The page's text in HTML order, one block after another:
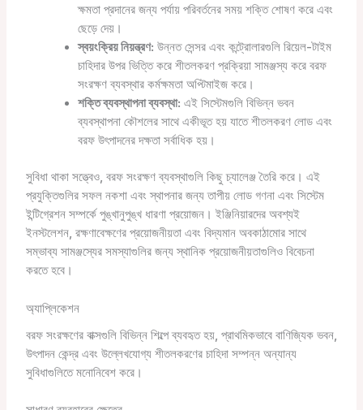
ক্ষমতা প্রদানের জন্য পর্যায় পরিবর্তনের সময় শক্তি শোষণ করে এবং
ছেড়ে দেয়।
স্বয়ংক্রিয় নিয়ন্ত্রণ: উন্নত সেন্সর এবং কন্ট্রোলারগুলি রিয়েল-টাইম
চাহিদার উপর ভিত্তি করে শীতলকরণ প্রক্রিয়া সামঞ্জস্য করে বরফ
সংরক্ষণ ব্যবস্থার কর্মক্ষমতা অপ্টিমাইজ করে।
শক্তি ব্যবস্থাপনা ব্যবস্থা: এই সিস্টেমগুলি বিভিন্ন ভবন
ব্যবস্থাপনা কৌশলের সাথে একীভূত হয় যাতে শীতলকরণ লোড এবং
বরফ উৎপাদনের দক্ষতা সর্বাধিক হয়।
সুবিধা থাকা সত্ত্বেও, বরফ সংরক্ষণ ব্যবস্থাগুলি কিছু চ্যালেঞ্জ তৈরি করে। এই
প্রযুক্তিগুলির সফল নকশা এবং স্থাপনার জন্য তাপীয় লোড গণনা এবং সিস্টেম
ইন্টিগ্রেশন সম্পর্কে পুঙ্খানুপুঙ্খ ধারণা প্রয়োজন। ইঞ্জিনিয়ারদের অবশ্যই
ইনস্টলেশন, রক্ষণাবেক্ষণের প্রয়োজনীয়তা এবং বিদ্যমান অবকাঠামোর সাথে
সম্ভাব্য সামঞ্জস্যের সমস্যাগুলির জন্য স্থানিক প্রয়োজনীয়তাগুলিও বিবেচনা
করতে হবে।
অ্যাপ্লিকেশন
বরফ সংরক্ষণের বাক্সগুলি বিভিন্ন শিল্পে ব্যবহৃত হয়, প্রাথমিকভাবে বাণিজ্যিক ভবন,
উৎপাদন কেন্দ্র এবং উল্লেখযোগ্য শীতলকরণের চাহিদা সম্পন্ন অন্যান্য
সুবিধাগুলিতে মনোনিবেশ করে।